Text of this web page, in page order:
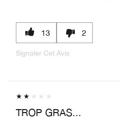
13 2
Signaler Cet Avis
TROP GRAS...